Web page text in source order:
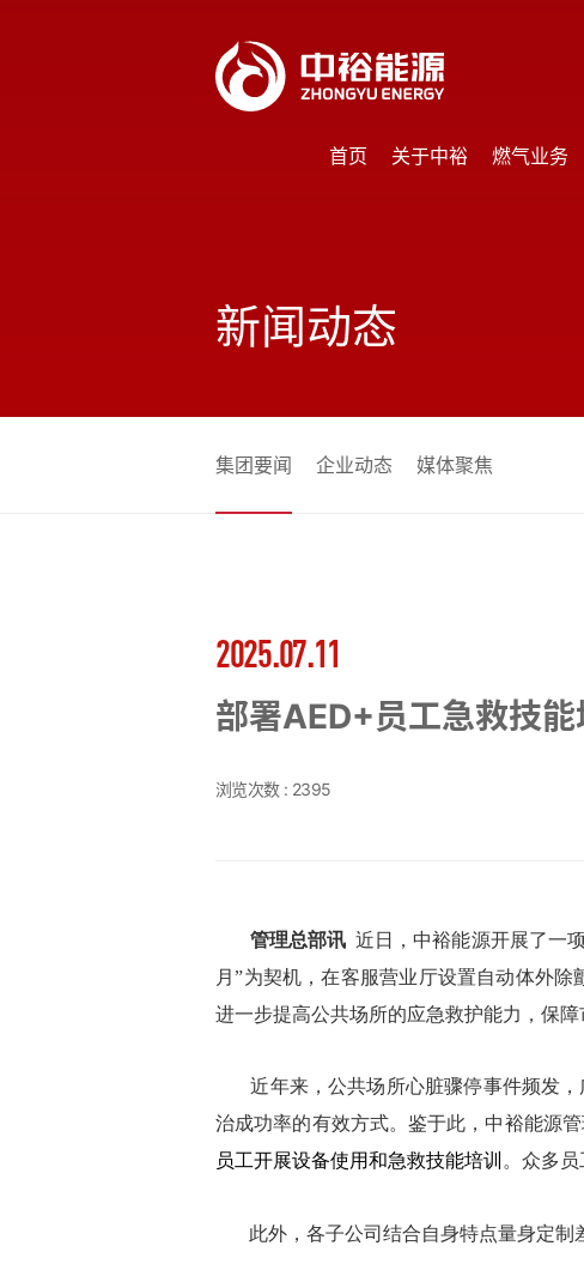
首页
关于中裕
燃气业务
新闻动态
集团要闻 企业动态 媒体聚焦
2025.07.11
部署AED+员工急救技
浏览次数 : 2395
管理总部讯 近日，中裕能源开展了一
月”为契机，在客服营业厅设置自动体外
进一步提高公共场所的应急救护能力，保障
近年来，公共场所心脏骤停事件频发，
治成功率的有效方式。鉴于此，中裕能源
员工开展设备使用和急救技能培训 。众多
此外，各子公司结合自身特点量身定制